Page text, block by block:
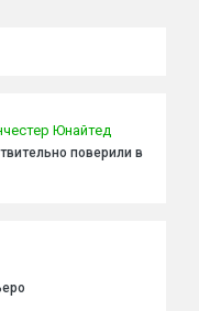
Юнайтед
поверили в